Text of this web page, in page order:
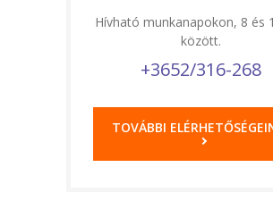
Hívható munkanapokon, 8 és
között.
+3652/316-268
TOVÁBBI